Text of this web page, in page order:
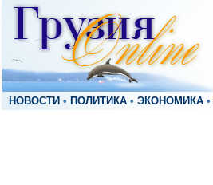
НОВОСТИ • ПОЛИТИКА • ЭКОНОМИКА •